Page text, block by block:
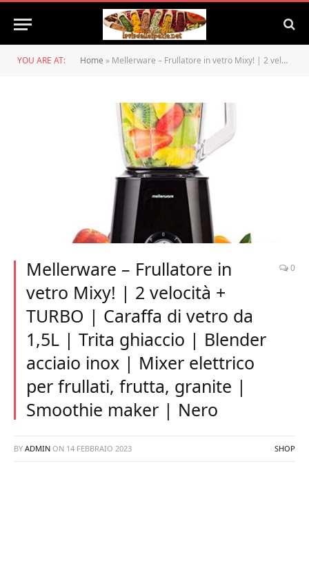
YOU ARE AT: Home » Mellerware – Frullatore in vetro Mixy! | 2 velocità + TURBO | Caraffa di vetro da 1,5L | Trita ghiaccio | Blender acciaio inox | Mixer elettrico per frullati, frutta, granite | Smoothie maker | Nero
Mellerware – Frullatore in
vetro Mixy! | 2 velocità +
TURBO | Caraffa di vetro da
1,5L | Trita ghiaccio | Blender
acciaio inox | Mixer elettrico
per frullati, frutta, granite |
Smoothie maker | Nero
0
BY ADMIN ON 14 FEBBRAIO 2023 SHOP